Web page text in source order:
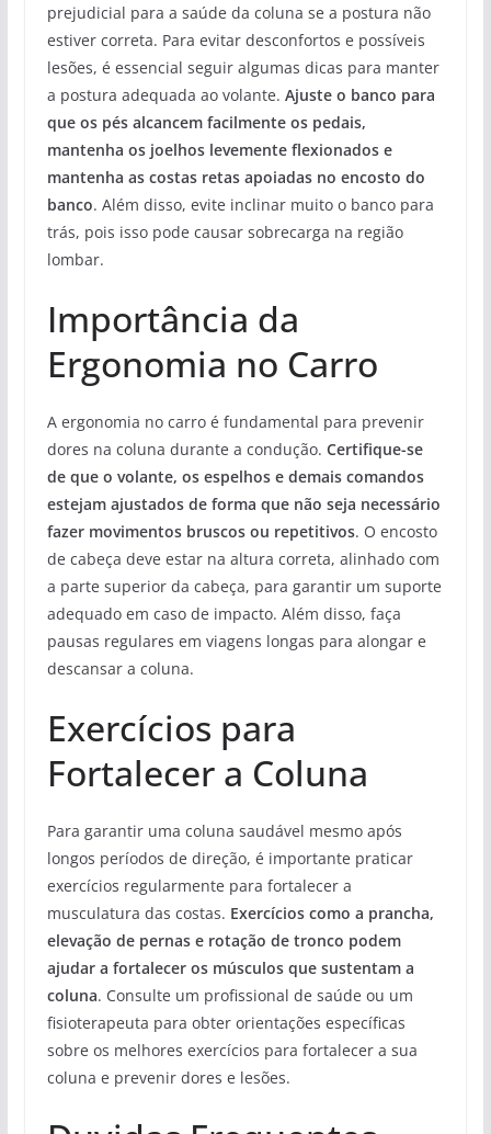
prejudicial para a saúde da coluna se a postura não
estiver correta. Para evitar desconfortos e possíveis
lesões, é essencial seguir algumas dicas para manter
a postura adequada ao volante. Ajuste o banco para
que os pés alcancem facilmente os pedais,
mantenha os joelhos levemente flexionados e
mantenha as costas retas apoiadas no encosto do
banco. Além disso, evite inclinar muito o banco para
trás, pois isso pode causar sobrecarga na região
lombar.
Importância da
Ergonomia no Carro
A ergonomia no carro é fundamental para prevenir
dores na coluna durante a condução. Certifique-se
de que o volante, os espelhos e demais comandos
estejam ajustados de forma que não seja necessário
fazer movimentos bruscos ou repetitivos. O encosto
de cabeça deve estar na altura correta, alinhado com
a parte superior da cabeça, para garantir um suporte
adequado em caso de impacto. Além disso, faça
pausas regulares em viagens longas para alongar e
descansar a coluna.
Exercícios para
Fortalecer a Coluna
Para garantir uma coluna saudável mesmo após
longos períodos de direção, é importante praticar
exercícios regularmente para fortalecer a
musculatura das costas. Exercícios como a prancha,
elevação de pernas e rotação de tronco podem
ajudar a fortalecer os músculos que sustentam a
coluna. Consulte um profissional de saúde ou um
fisioterapeuta para obter orientações específicas
sobre os melhores exercícios para fortalecer a sua
coluna e prevenir dores e lesões.